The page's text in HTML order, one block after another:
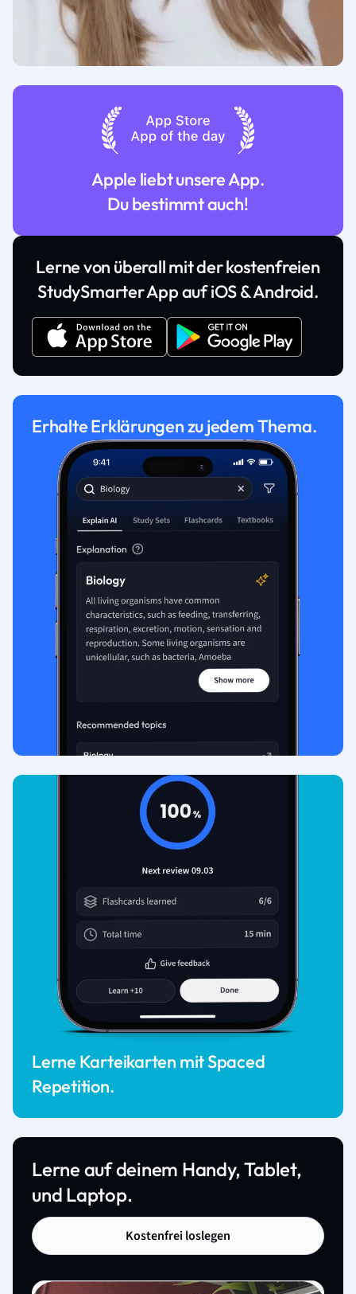
Apple liebt unsere App.
Du bestimmt auch!
Lerne von überall mit der kostenfreien
StudySmarter App auf iOS & Android.
Erhalte Erklärungen zu jedem Thema.
Lerne Karteikarten mit Spaced
Repetition.
Lerne auf deinem Handy, Tablet,
und Laptop.
Kostenfrei loslegen